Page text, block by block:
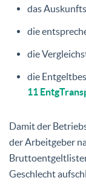
das
die
die
die
11
Damit der
der Arbeitgeber
Geschlecht